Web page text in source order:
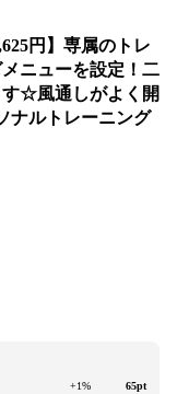
円】専属のトレ
ニューを設定！二
す☆風通しがよく開
ナルトレーニング
+1% 65pt